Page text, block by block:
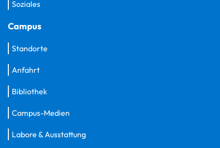
Soziales
Campus
Standorte
Anfahrt
Bibliothek
Campus-Medien
Labore & Ausstattung